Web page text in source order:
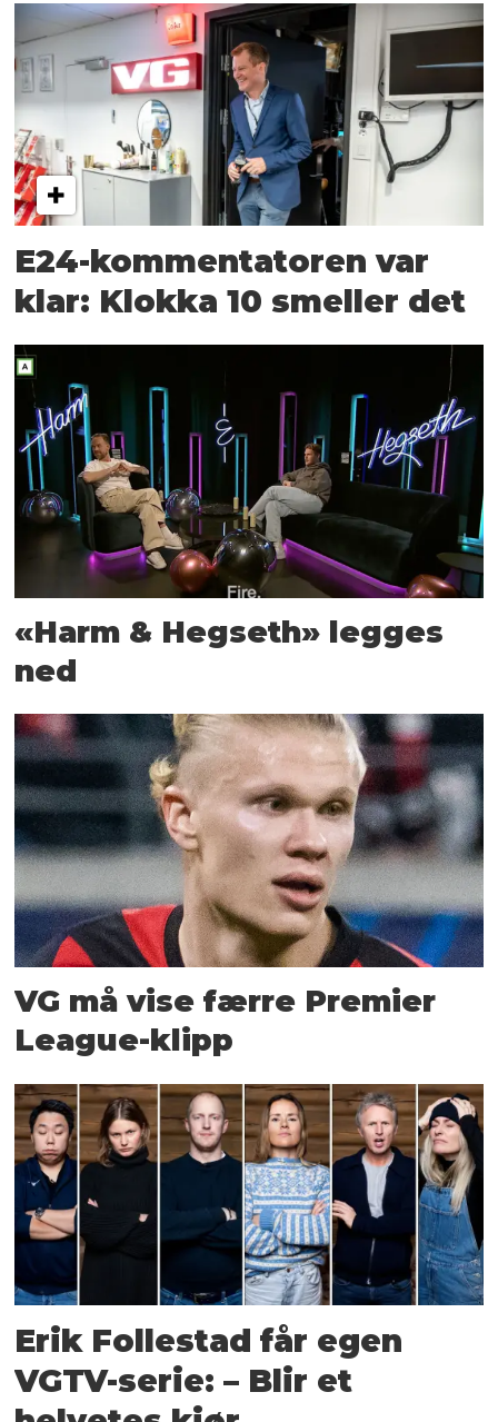
E24-kommentatoren var
klar: Klokka 10 smeller det
«Harm & Hegseth» legges
ned
VG må vise færre Premier
League-klipp
Erik Follestad får egen
VGTV-serie: – Blir et